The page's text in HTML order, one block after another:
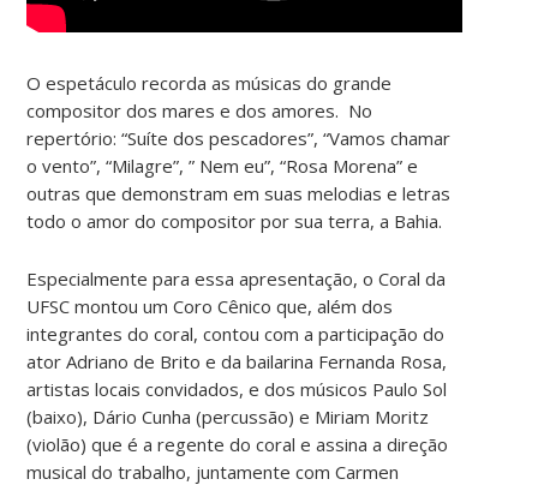
O espetáculo recorda as músicas do grande
compositor dos mares e dos amores. No
repertório: “Suíte dos pescadores”, “Vamos chamar
o vento”, “Milagre”, ” Nem eu”, “Rosa Morena” e
outras que demonstram em suas melodias e letras
todo o amor do compositor por sua terra, a Bahia.
Especialmente para essa apresentação, o Coral da
UFSC montou um Coro Cênico que, além dos
integrantes do coral, contou com a participação do
ator Adriano de Brito e da bailarina Fernanda Rosa,
artistas locais convidados, e dos músicos Paulo Sol
(baixo), Dário Cunha (percussão) e Miriam Moritz
(violão) que é a regente do coral e assina a direção
musical do trabalho, juntamente com Carmen